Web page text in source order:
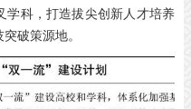
学科，打造拔尖创新人才培养
破策源地。